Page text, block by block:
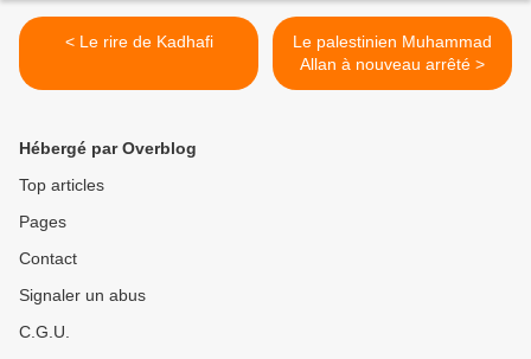
< Le rire de Kadhafi
Le palestinien Muhammad
Allan à nouveau arrêté >
Hébergé par Overblog
Top articles
Pages
Contact
Signaler un abus
C.G.U.